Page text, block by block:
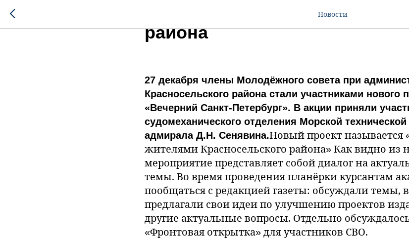
Новости
Планерка с жителями
района
27 декабря члены Молодёжного совета при
Красносельского района стали участниками нового
«Вечерний Санкт-Петербург». В акции приняли
судомеханического отделения Морской
адмирала Д.Н. Сенявина.Новый проект называется
жителями Красносельского района» Как видно из
мероприятие представляет собой диалог на
темы. Во время проведения планёрки курсантам
пообщаться с редакцией газеты: обсуждали
предлагали свои идеи по улучшению проектов
другие актуальные вопросы. Отдельно
«Фронтовая открытка» для участников СВО.